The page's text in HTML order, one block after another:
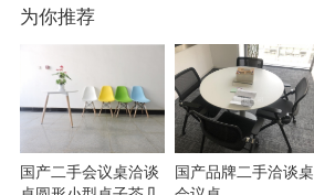
为你推荐
国产二手会议桌洽谈
国产品牌二手洽谈桌